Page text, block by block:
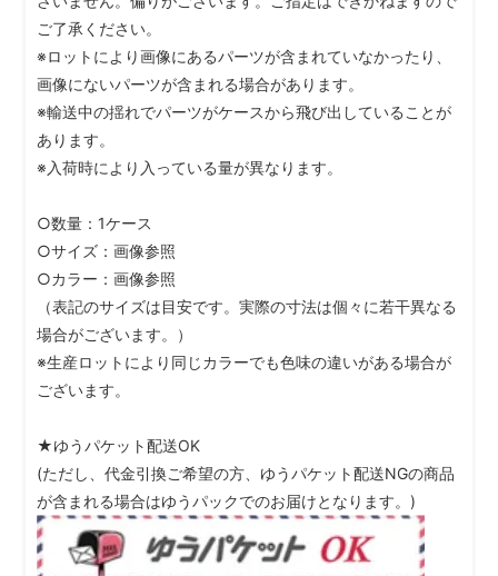
ご了承ください。
※ロットにより画像にあるパーツが含まれていなかったり、
画像にないパーツが含まれる場合があります。
※輸送中の揺れでパーツがケースから飛び出していることが
あります。
※入荷時により入っている量が異なります。
○数量：1ケース
○サイズ：画像参照
○カラー：画像参照
（表記のサイズは目安です。実際の寸法は個々に若干異なる
場合がございます。）
※生産ロットにより同じカラーでも色味の違いがある場合が
ございます。
★ゆうパケット配送OK
(ただし、代金引換ご希望の方、ゆうパケット配送NGの商品
が含まれる場合はゆうパックでのお届けとなります。)